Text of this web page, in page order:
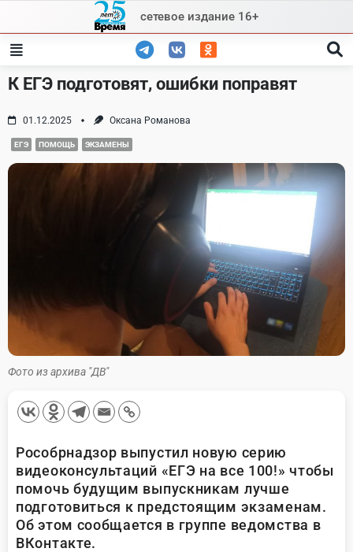
content
сетевое издание 16+
К ЕГЭ подготовят, ошибки поправят
01.12.2025 Оксана Романова
ЕГЭ ПОМОЩЬ ЭКЗАМЕНЫ
Фото из архива "ДВ"
Рособрнадзор выпустил новую серию
видеоконсультаций «ЕГЭ на все 100!» чтобы
помочь будущим выпускникам лучше
подготовиться к предстоящим экзаменам.
Об этом сообщается в группе ведомства в
ВКонтакте.